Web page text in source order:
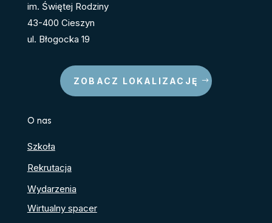
im. Świętej Rodziny
43-400 Cieszyn
ul. Błogocka 19
ZOBACZ LOKALIZACJĘ
O nas
Szkoła
Rekrutacja
Wydarzenia
Wirtualny spacer